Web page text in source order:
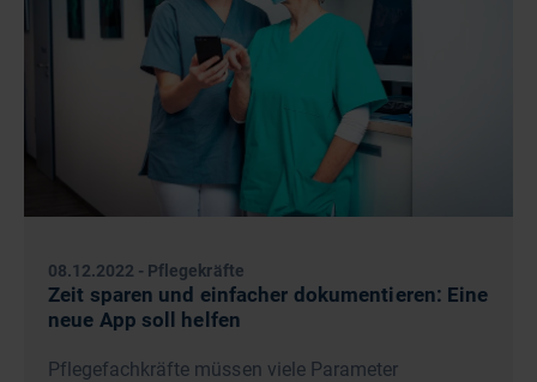
08.12.2022 - Pflegekräfte
Zeit sparen und einfacher dokumentieren: Eine
neue App soll helfen
Pflegefachkräfte müssen viele Parameter